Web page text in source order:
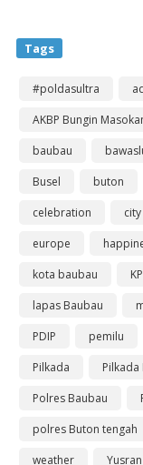
Tags
#poldasultra
AKBP Bungin
baubau
Busel
buton
celebration
city
europe
kota baubau
lapas Baubau
PDIP
pemilu
Pilkada
Pilkada
Polres Baubau
polres Buton tengah
weather